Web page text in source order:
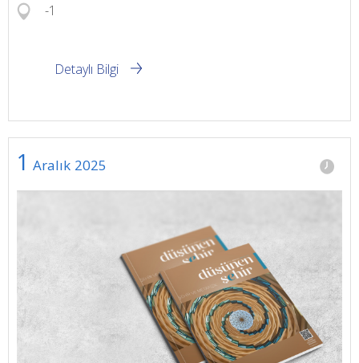
-1
Detaylı Bilgi
1 Aralık 2025